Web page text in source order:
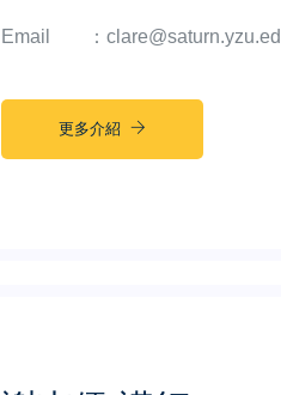
Email ：
更多介紹